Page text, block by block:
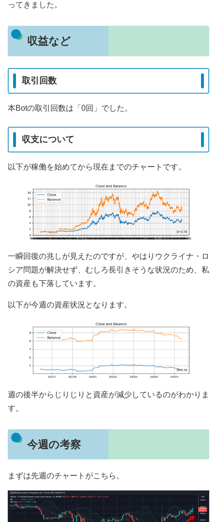
ってきました。
収益など
取引回数
本Botの取引回数は「0回」でした。
収支について
以下が稼働を始めてから現在までのチャートです。
一瞬回復の兆しが見えたのですが、やはりウクライナ・ロ
シア問題が解決せず、むしろ長引きそうな状況のため、私
の資産も下落しています。
以下が今週の資産状況となります。
週の後半からじりじりと資産が減少しているのがわかりま
す。
今週の考察
まずは先週のチャートがこちら。